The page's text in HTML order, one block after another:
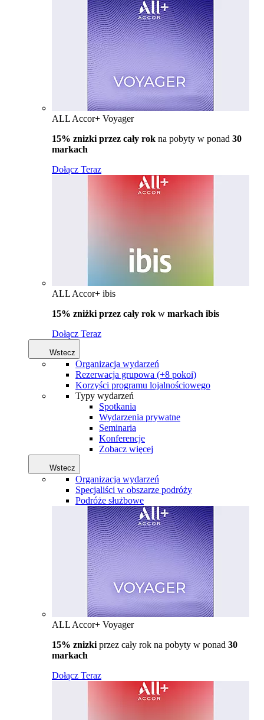
ALL Accor+ Voyager
15% znizki przez cały rok na pobyty w ponad 30
markach
Dołącz Teraz
ALL Accor+ ibis
15% zniżki przez cały rok w markach ibis
Dołącz Teraz
Wstecz
Organizacja wydarzeń
Rezerwacja grupowa (+8 pokoi)
Korzyści programu lojalnościowego
Typy wydarzeń
Spotkania
Wydarzenia prywatne
Seminaria
Konferencje
Zobacz więcej
Wstecz
Organizacja wydarzeń
Specjaliści w obszarze podróży
Podróże służbowe
ALL Accor+ Voyager
15% znizki przez cały rok na pobyty w ponad 30
markach
Dołącz Teraz